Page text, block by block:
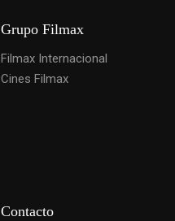
Grupo Filmax
Filmax Internacional
Cines Filmax
Contacto